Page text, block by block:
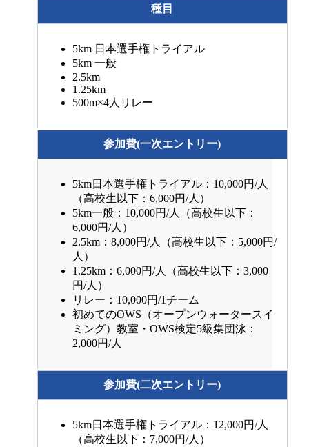
種目
5km 日本選手権トライアル
5km 一般
2.5km
1.25km
500m×4人リレー
参加費(一次エントリー)
5km日本選手権トライアル：10,000円/人
（高校生以下：6,000円/人）
5km一般：10,000円/人（高校生以下：
6,000円/人）
2.5km：8,000円/人（高校生以下：5,000円/
人）
1.25km：6,000円/人（高校生以下：3,000
円/人）
リレー：10,000円/1チーム
初めてのOWS（オープンウォータースイ
ミング）教室・OWS検定5級集団泳：
2,000円/人
参加費(二次エントリー)
5km日本選手権トライアル：12,000円/人
（高校生以下：7,000円/人）